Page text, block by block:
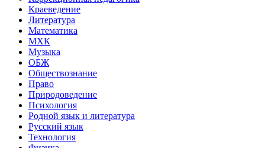
Краеведение
Литература
Математика
МХК
Музыка
ОБЖ
Обществознание
Право
Природоведение
Психология
Родной язык и литература
Русский язык
Технология